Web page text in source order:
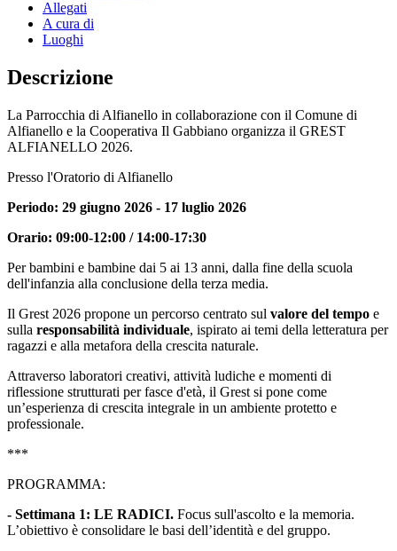
Allegati
A cura di
Luoghi
Descrizione
La Parrocchia di Alfianello in collaborazione con il Comune di
Alfianello e la Cooperativa Il Gabbiano organizza il GREST
ALFIANELLO 2026.
Presso l'Oratorio di Alfianello
Periodo: 29 giugno 2026 - 17 luglio 2026
Orario: 09:00-12:00 / 14:00-17:30
Per bambini e bambine dai 5 ai 13 anni, dalla fine della scuola
dell'infanzia alla conclusione della terza media.
Il Grest 2026 propone un percorso centrato sul valore del tempo e
sulla responsabilità individuale, ispirato ai temi della letteratura per
ragazzi e alla metafora della crescita naturale.
Attraverso laboratori creativi, attività ludiche e momenti di
riflessione strutturati per fasce d'età, il Grest si pone come
un’esperienza di crescita integrale in un ambiente protetto e
professionale.
***
PROGRAMMA:
- Settimana 1: LE RADICI. Focus sull'ascolto e la memoria.
L’obiettivo è consolidare le basi dell’identità e del gruppo.